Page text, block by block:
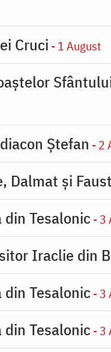
Cruci - 1 August
Ștefan - 2
Dalmat şi Faust
Tesalonic - 3
Iraclie din
Tesalonic - 3
Tesalonic - 3